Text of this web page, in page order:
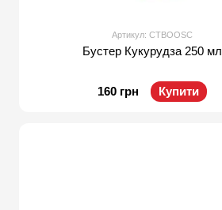
Артикул: CTBOOSC
Бустер Кукурудза 250 мл
160 грн Купити